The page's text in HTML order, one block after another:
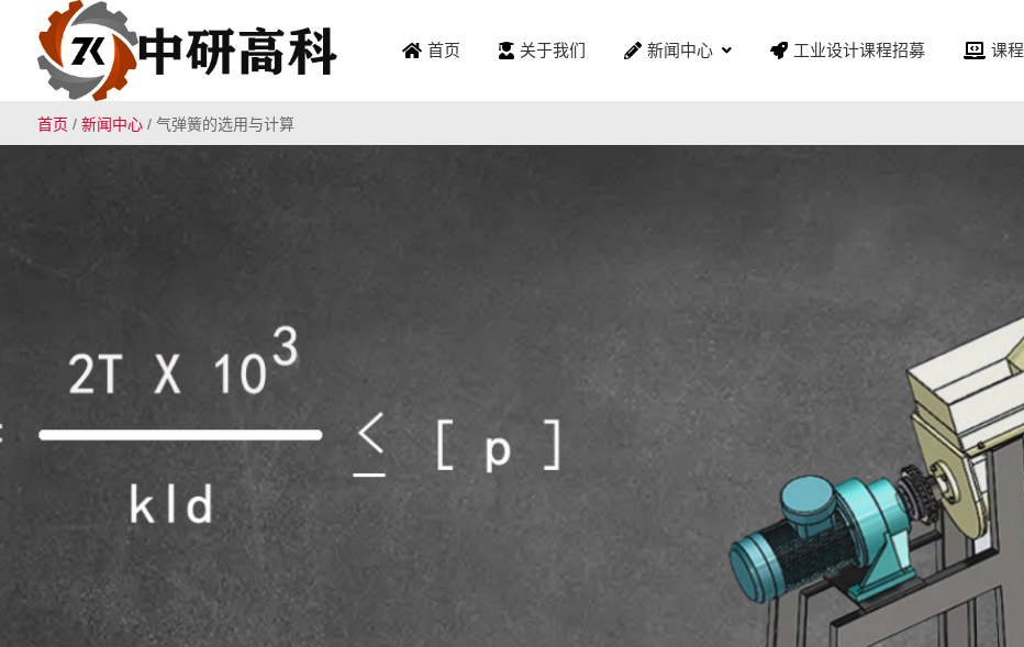
首页 关于我们 新闻中心 工业设计课程招募 课
首页 / 新闻中心/ 气弹簧的选用与计算